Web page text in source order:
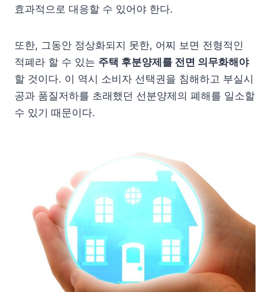
효과적으로 대응할 수 있어야 한다.
또한, 그동안 정상화되지 못한, 어찌 보면 전형적인
적폐라 할 수 있는 주택 후분양제를 전면 의무화해야
할 것이다. 이 역시 소비자 선택권을 침해하고 부실시
공과 품질저하를 초래했던 선분양제의 폐해를 일소할
수 있기 때문이다.